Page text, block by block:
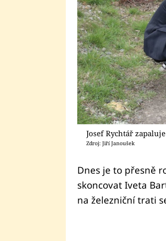
Josef Rychtář
Zdroj: Jiří Janoušek
Dnes je to přesně
skoncovat Iveta
na železniční trati